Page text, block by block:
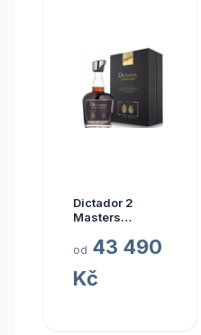
Dictador 2
Masters
1977 45yo (3rd
od 43 490
Kč